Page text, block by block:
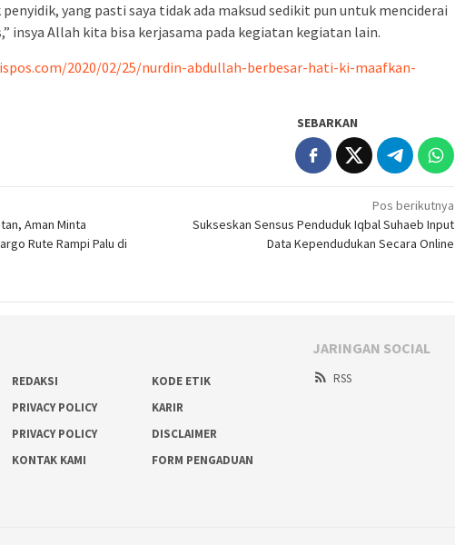
yang pasti saya tidak ada maksud sedikit pun untuk menciderai
insya Allah kita bisa kerjasama pada kegiatan kegiatan lain.
2020/02/25/nurdin-abdullah-berbesar-hati-ki-maafkan-
SEBARKAN
Aman Minta
Rute Rampi Palu di
Pos berikutnya
Sukseskan Sensus Penduduk Iqbal Suhaeb Input
Data Kependudukan Secara Online
REDAKSI
KODE ETIK
PRIVACY POLICY
KARIR
PRIVACY POLICY
DISCLAIMER
KONTAK KAMI
FORM PENGADUAN
JARINGAN SOCIAL
RSS